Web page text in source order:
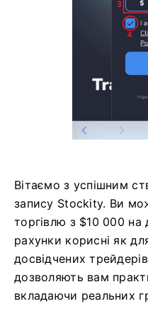
Вітаємо з успішним
запису Stockity. Ви
торгівлю з $10 000 на
рахунки корисні як
досвідчених
дозволяють вам
вкладаючи реальних